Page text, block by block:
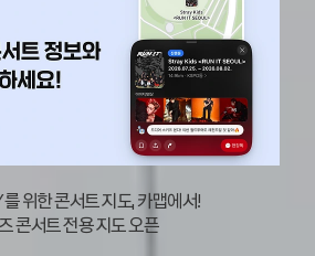
한 콘서트 지도, 카맵에서!
콘서트 전용 지도 오픈